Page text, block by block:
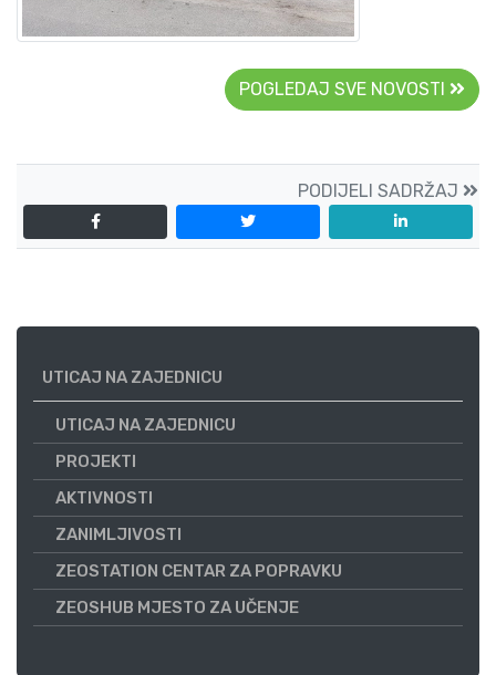
POGLEDAJ SVE NOVOSTI
PODIJELI SADRŽAJ
UTICAJ NA ZAJEDNICU
UTICAJ NA ZAJEDNICU
PROJEKTI
AKTIVNOSTI
ZANIMLJIVOSTI
ZEOSTATION CENTAR ZA POPRAVKU
ZEOSHUB MJESTO ZA UČENJE